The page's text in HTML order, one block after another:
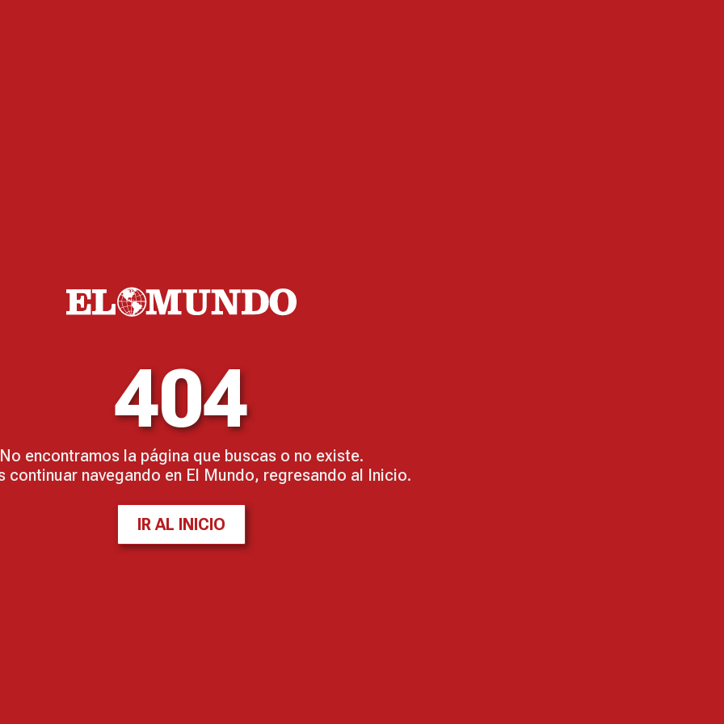
404
No encontramos la página que buscas o no existe.
continuar navegando en El Mundo, regresando al Inicio.
IR AL INICIO